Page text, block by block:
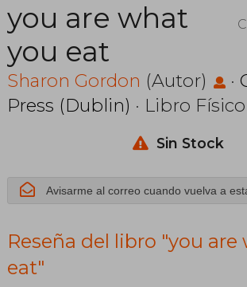
you are what
you eat
Sharon Gordon (Autor) ·
Press (Dublin) · Libro Físico
Sin Stock
Avisarme al correo cuando vuelva a
Reseña del libro "you are
eat"